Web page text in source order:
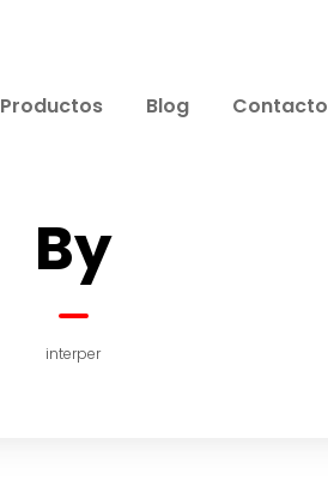
Productos Blog Contacto
By
interper